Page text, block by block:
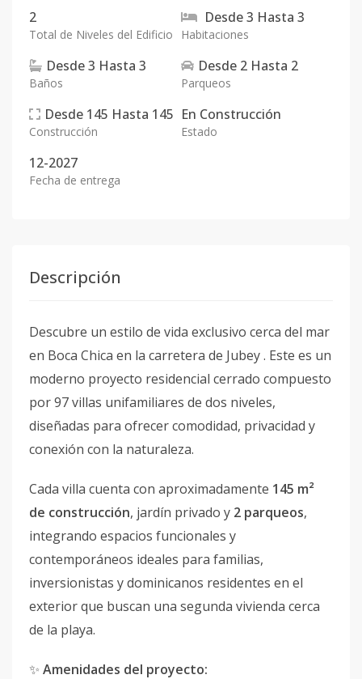
2
Total de Niveles del Edificio
Desde3 Hasta 3
Habitaciones
Desde3 Hasta 3
Baños
Desde 2 Hasta 2
Parqueos
Desde 145 Hasta 145
Construcción
En Construcción
Estado
12-2027
Fecha de entrega
Descripción
Descubre un estilo de vida exclusivo cerca del mar
en Boca Chica en la carretera de Jubey . Este es un
moderno proyecto residencial cerrado compuesto
por 97 villas unifamiliares de dos niveles,
diseñadas para ofrecer comodidad, privacidad y
conexión con la naturaleza.
Cada villa cuenta con aproximadamente 145 m²
de construcción, jardín privado y 2 parqueos,
integrando espacios funcionales y
contemporáneos ideales para familias,
inversionistas y dominicanos residentes en el
exterior que buscan una segunda vivienda cerca
de la playa.
✨ Amenidades del proyecto: